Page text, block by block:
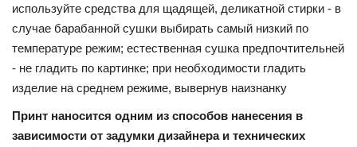
используйте средства для щадящей, деликатной стирки - в
случае барабанной сушки выбирать самый низкий по
температуре режим; естественная сушка предпочтительней
- не гладить по картинке; при необходимости гладить
изделие на среднем режиме, вывернув наизнанку
Принт наносится одним из способов нанесения в
зависимости от задумки дизайнера и технических